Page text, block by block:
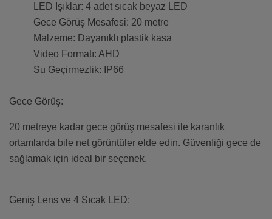
LED Işıklar: 4 adet sıcak beyaz LED
Gece Görüş Mesafesi: 20 metre
Malzeme: Dayanıklı plastik kasa
Video Formatı: AHD
Su Geçirmezlik: IP66
Gece Görüş:
20 metreye kadar gece görüş mesafesi ile karanlık
ortamlarda bile net görüntüler elde edin. Güvenliği gece de
sağlamak için ideal bir seçenek.
Geniş Lens ve 4 Sıcak LED: